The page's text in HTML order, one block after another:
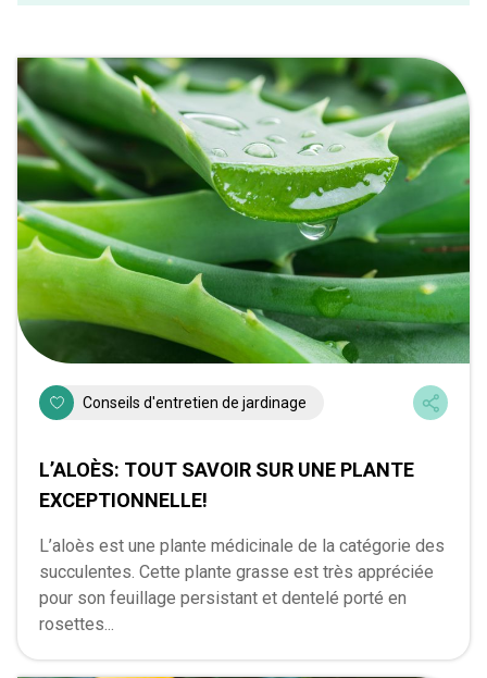
Conseils d'entretien de jardinage
L’ALOÈS: TOUT SAVOIR SUR UNE PLANTE
EXCEPTIONNELLE!
L’aloès est une plante médicinale de la catégorie des
succulentes. Cette plante grasse est très appréciée
pour son feuillage persistant et dentelé porté en
rosettes...